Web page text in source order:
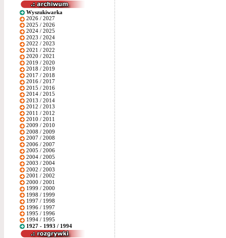
Wyszukiwarka
2026 / 2027
2025 / 2026
2024 / 2025
2023 / 2024
2022 / 2023
2021 / 2022
2020 / 2021
2019 / 2020
2018 / 2019
2017 / 2018
2016 / 2017
2015 / 2016
2014 / 2015
2013 / 2014
2012 / 2013
2011 / 2012
2010 / 2011
2009 / 2010
2008 / 2009
2007 / 2008
2006 / 2007
2005 / 2006
2004 / 2005
2003 / 2004
2002 / 2003
2001 / 2002
2000 / 2001
1999 / 2000
1998 / 1999
1997 / 1998
1996 / 1997
1995 / 1996
1994 / 1995
1927 - 1993 / 1994